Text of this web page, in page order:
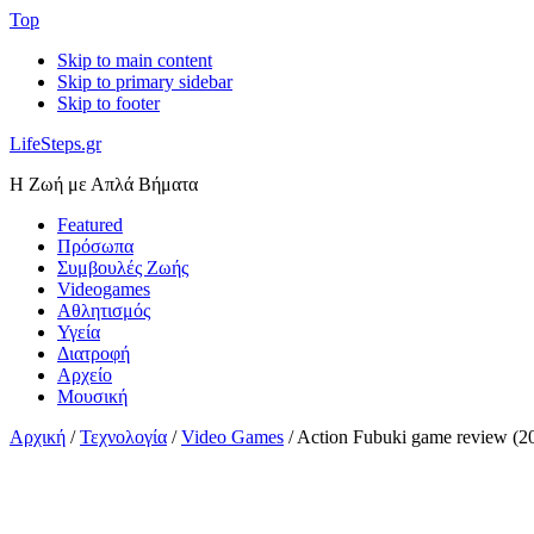
Top
Skip to main content
Skip to primary sidebar
Skip to footer
LifeSteps.gr
Η Ζωή με Απλά Βήματα
Featured
Πρόσωπα
Συμβουλές Ζωής
Videogames
Αθλητισμός
Υγεία
Διατροφή
Αρχείο
Μουσική
Αρχική / Τεχνολογία / Video Games /Action Fubuki game review